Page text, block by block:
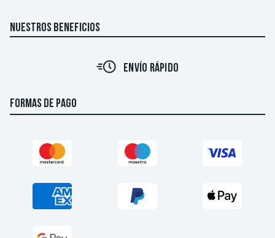
NUESTROS BENEFICIOS
ENVÍO RÁPIDO
FORMAS DE PAGO